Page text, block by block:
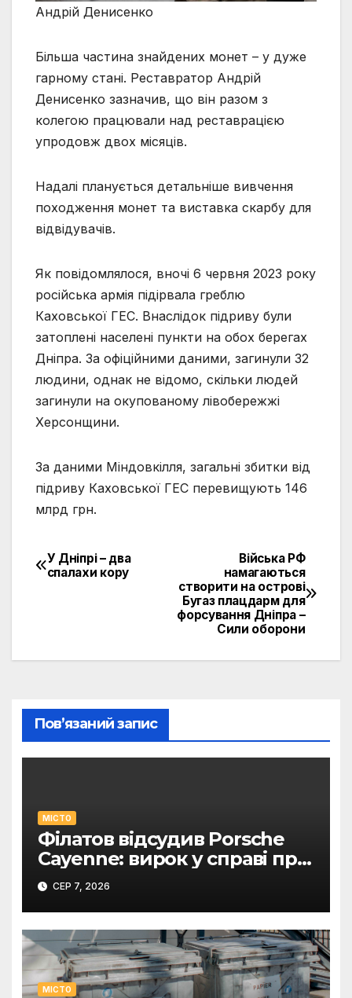
Андрій Денисенко
Більша частина знайдених монет – у дуже
гарному стані. Реставратор Андрій
Денисенко зазначив, що він разом з
колегою працювали над реставрацією
упродовж двох місяців.
Надалі планується детальніше вивчення
походження монет та виставка скарбу для
відвідувачів.
Як повідомлялося, вночі 6 червня 2023 року
російська армія підірвала греблю
Каховської ГЕС. Внаслідок підриву були
затоплені населені пункти на обох берегах
Дніпра. За офіційними даними, загинули 32
людини, однак не відомо, скільки людей
загинули на окупованому лівобережжі
Херсонщини.
За даними Міндовкілля, загальні збитки від
підриву Каховської ГЕС перевищують 146
млрд грн.
Навігація
Війська РФ
намагаються
створити на острові
Бугаз плацдарм для
форсування Дніпра –
Сили оборони
У Дніпрі – два
спалахи кору
Пов’язаний запис
МІСТО
Філатов відсудив Porsche
Cayenne: вирок у справі про
фейк.
СЕР 7, 2026
МІСТО